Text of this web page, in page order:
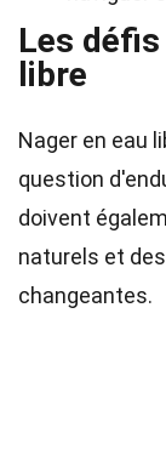
Les
libre
Nager en eau
question
doivent
naturels et
changeantes.